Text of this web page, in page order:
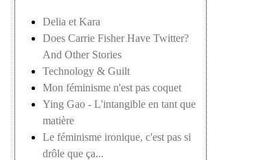
Delia et Kara
Does Carrie Fisher Have Twitter?
And Other Stories
Technology & Guilt
Mon féminisme n'est pas coquet
Ying Gao - L'intangible en tant que
matière
Le féminisme ironique, c'est pas si
drôle que ça...